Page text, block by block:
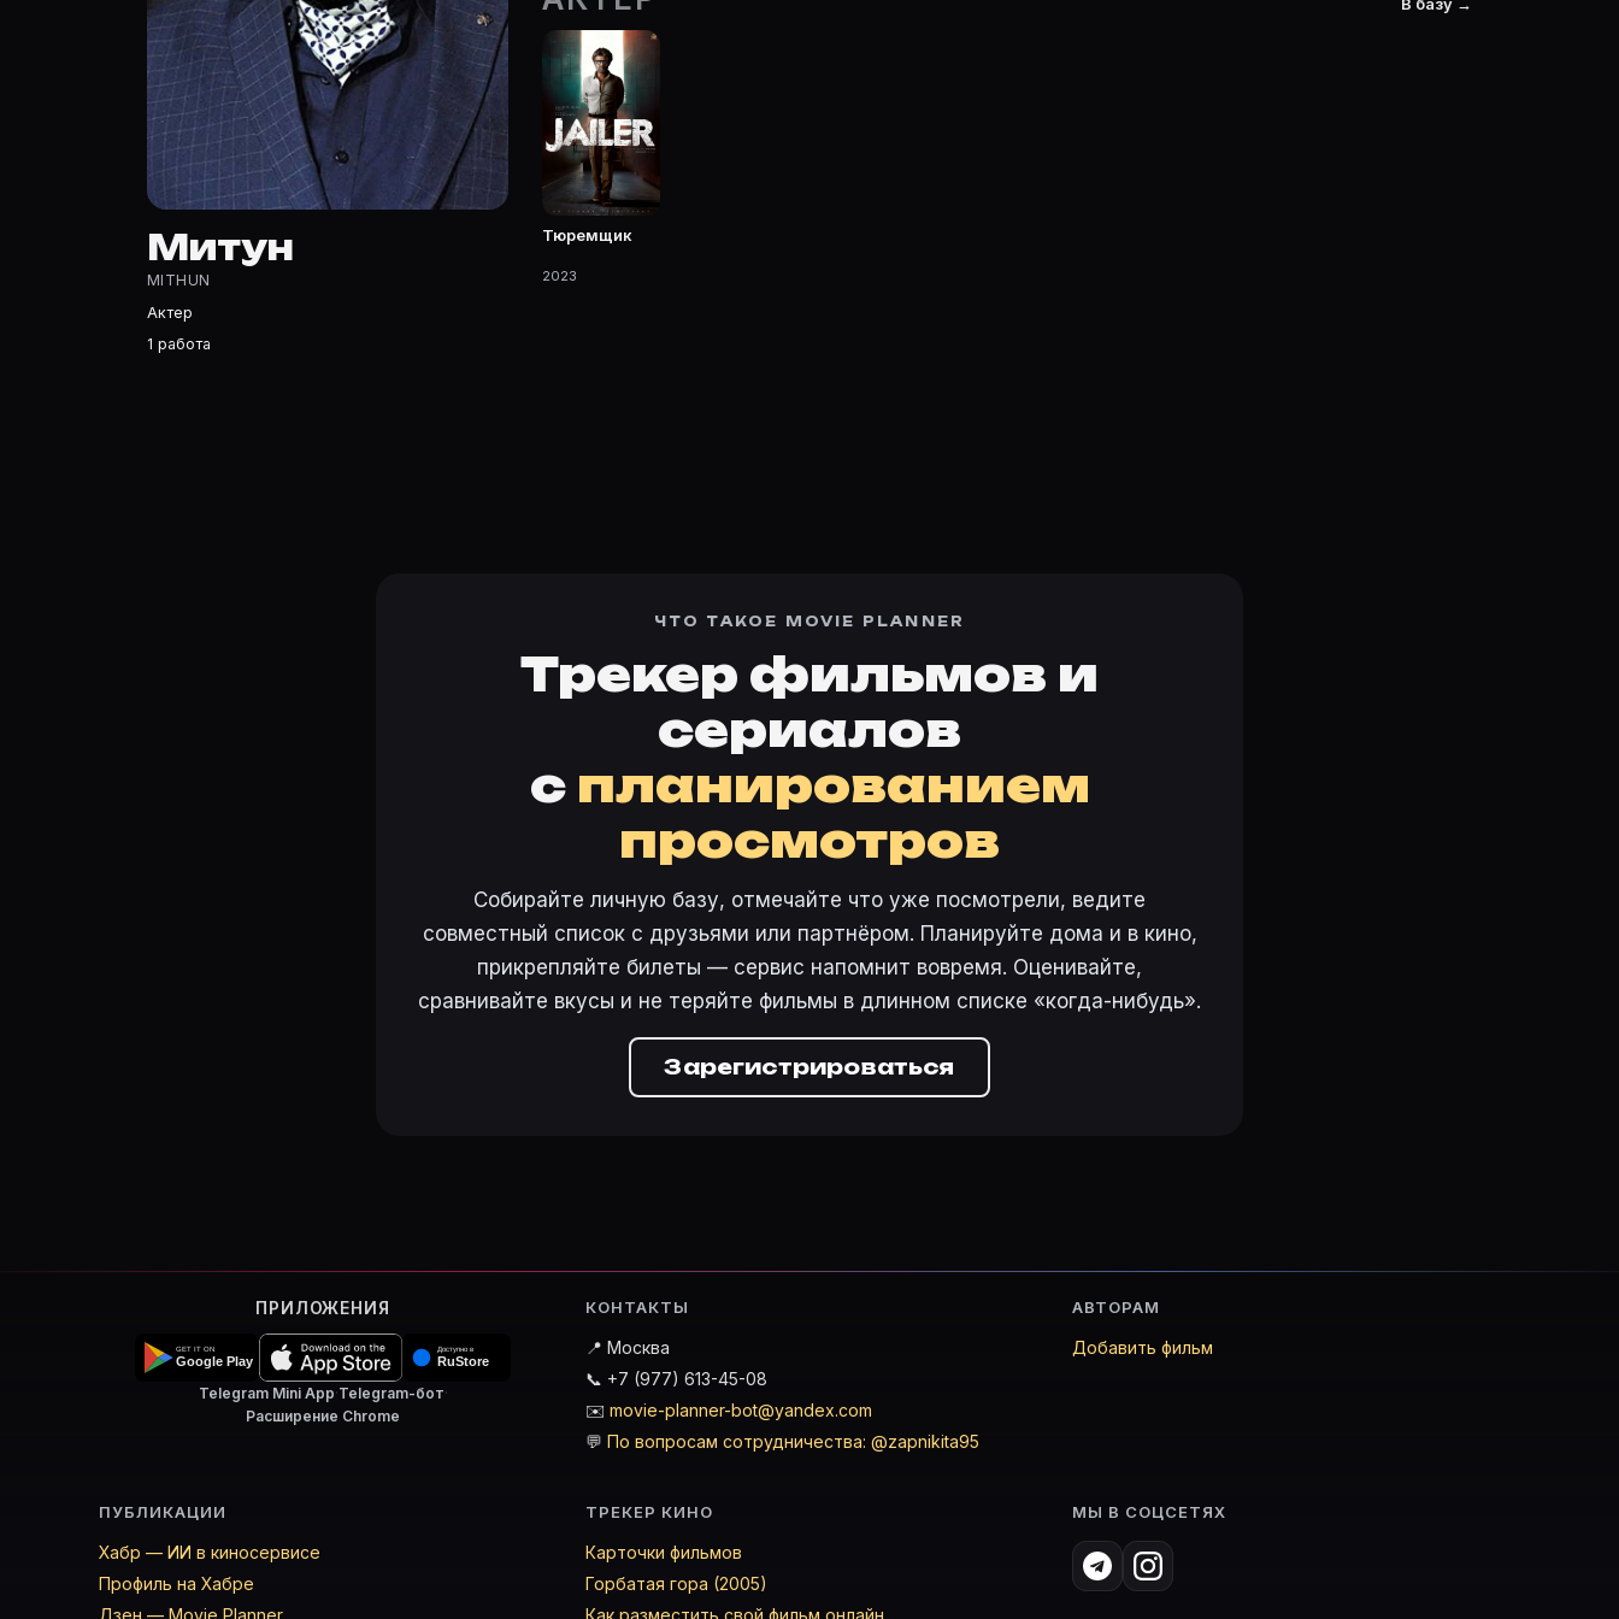
Митун — Актер. Биография и роли на карточке Movie Planner.
Где открыть фильмографию Митун?
На Movie Planner: https://movie-planner.ru/s/7142471 — фильмы, сериалы, роли и фото.
Митун
MITHUN
Актер
1 работа
Тюремщик
2023
ЧТО ТАКОЕ MOVIE PLANNER
Трекер фильмов и
сериалов
с планированием
просмотров
Собирайте личную базу, отмечайте что уже посмотрели, ведите
совместный список с друзьями или партнёром. Планируйте дома и в кино,
прикрепляйте билеты — сервис напомнит вовремя. Оценивайте,
сравнивайте вкусы и не теряйте фильмы в длинном списке «когда-нибудь».
Зарегистрироваться
ПРИЛОЖЕНИЯ
Telegram Mini App·Telegram-бот·
Расширение Chrome
КОНТАКТЫ
📍 Москва
📞 +7 (977) 613-45-08
✉️ movie-planner-bot@yandex.com
💬 По вопросам сотрудничества: @zapnikita95
АВТОРАМ
Добавить фильм
ПУБЛИКАЦИИ
Хабр — ИИ в киносервисе
Профиль на Хабре
Дзен — Movie Planner
ТРЕКЕР КИНО
Карточки фильмов
Горбатая гора (2005)
Как разместить свой фильм онлайн
МЫ В СОЦСЕТЯХ